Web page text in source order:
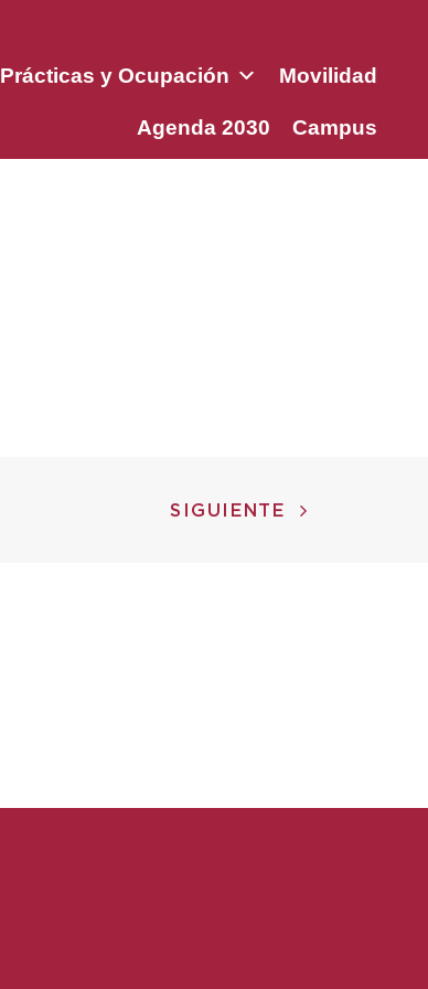
Prácticas y Ocupación Movilidad
Agenda 2030 Campus
SIGUIENTE